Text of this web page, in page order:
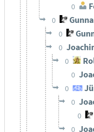
0
0
0
0
0
0
0
0
0
0